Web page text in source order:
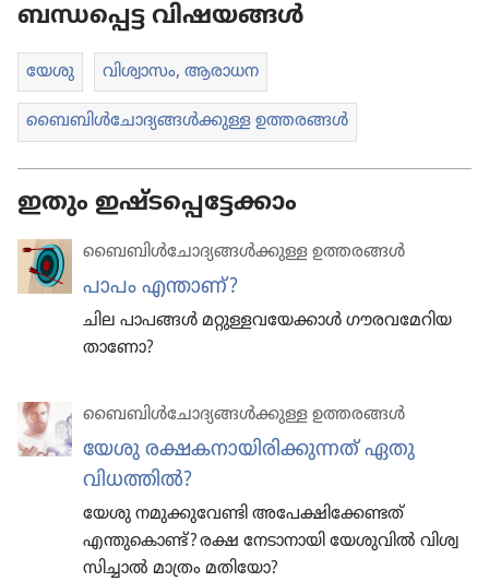
ബന്ധപ്പെട്ട വിഷയങ്ങൾ
യേശു വിശ്വാ​സം, ആരാധന
ബൈബിൾചോ​ദ്യ​ങ്ങൾക്കുള്ള ഉത്തരങ്ങൾ
ഇതും ഇഷ്ടപ്പെട്ടേക്കാം
ബൈബിൾചോ​ദ്യ​ങ്ങൾക്കുള്ള ഉത്തരങ്ങൾ
പാപം എന്താണ്‌?
ചില പാപങ്ങൾ മറ്റുള്ള​വ​യേ​ക്കാൾ ഗൗരവ​മേ​റി​യ​
താ​ണോ?
ബൈബിൾചോ​ദ്യ​ങ്ങൾക്കുള്ള ഉത്തരങ്ങൾ
യേശു രക്ഷകനാ​യി​രി​ക്കു​ന്നത്‌ ഏതു
വിധത്തിൽ?
യേശു നമുക്കു​വേണ്ടി അപേക്ഷി​ക്കേ​ണ്ടത്‌
എന്തുകൊണ്ട്‌? രക്ഷ നേടാ​നാ​യി യേശു​വിൽ വിശ്വ​
സി​ച്ചാൽ മാത്രം മതിയോ?